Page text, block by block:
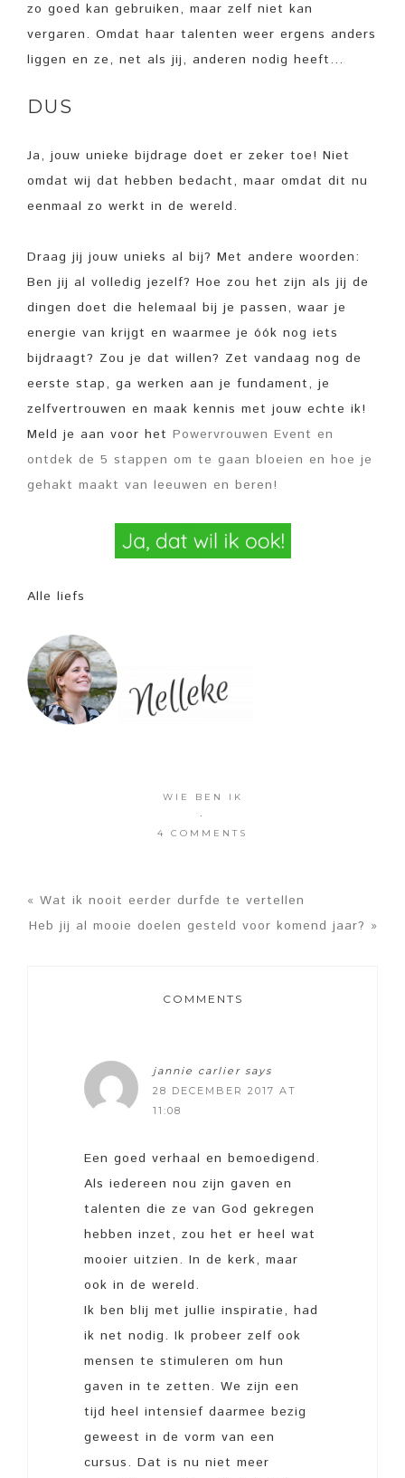
zo goed kan gebruiken, maar zelf niet kan
vergaren. Omdat haar talenten weer ergens anders
liggen en ze, net als jij, anderen nodig heeft…
DUS
Ja, jouw unieke bijdrage doet er zeker toe! Niet
omdat wij dat hebben bedacht, maar omdat dit nu
eenmaal zo werkt in de wereld.
Draag jij jouw unieks al bij? Met andere woorden:
Ben jij al volledig jezelf? Hoe zou het zijn als jij de
dingen doet die helemaal bij je passen, waar je
energie van krijgt en waarmee je óók nog iets
bijdraagt? Zou je dat willen? Zet vandaag nog de
eerste stap, ga werken aan je fundament, je
zelfvertrouwen en maak kennis met jouw echte ik!
Meld je aan voor het Powervrouwen Event en
ontdek de 5 stappen om te gaan bloeien en hoe je
gehakt maakt van leeuwen en beren!
Alle liefs
WIE BEN IK
·
4 COMMENTS
« Wat ik nooit eerder durfde te vertellen
Heb jij al mooie doelen gesteld voor komend jaar? »
COMMENTS
jannie carlier says
28 DECEMBER 2017 AT
11:08
Een goed verhaal en bemoedigend.
Als iedereen nou zijn gaven en
talenten die ze van God gekregen
hebben inzet, zou het er heel wat
mooier uitzien. In de kerk, maar
ook in de wereld.
Ik ben blij met jullie inspiratie, had
ik net nodig. Ik probeer zelf ook
mensen te stimuleren om hun
gaven in te zetten. We zijn een
tijd heel intensief daarmee bezig
geweest in de vorm van een
cursus. Dat is nu niet meer